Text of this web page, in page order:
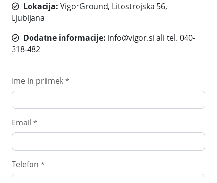
Lokacija: VigorGround, Litostrojska 56,
Ljubljana
Dodatne informacije: info@vigor.si ali tel. 040-
318-482
Ime in priimek *
Email *
Telefon *